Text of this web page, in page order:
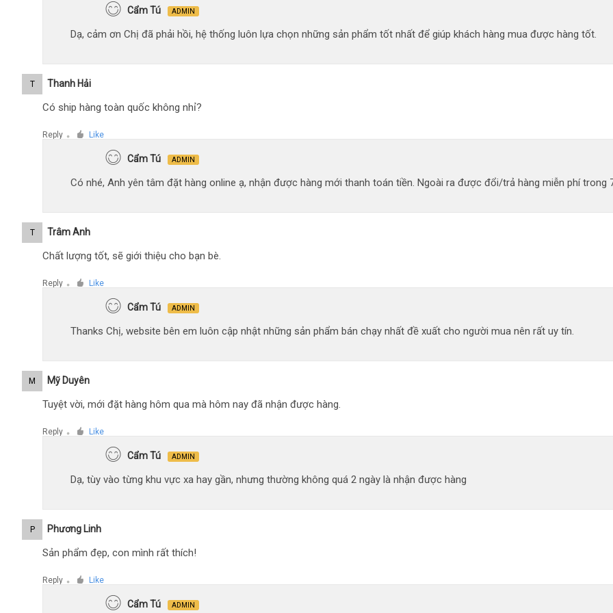
Cẩm Tú ADMIN
Dạ, cảm ơn Chị đã phải hồi, hệ thống luôn lựa chọn những sản phẩm tốt nhất để giúp khách hàng mua được hàng tốt.
T Thanh Hải
Có ship hàng toàn quốc không nhỉ?
Reply ● Like
Cẩm Tú ADMIN
Có nhé, Anh yên tâm đặt hàng online ạ, nhận được hàng mới thanh toán tiền. Ngoài ra được đổi/trả hàng miễn phí trong
T Trâm Anh
Chất lượng tốt, sẽ giới thiệu cho bạn bè.
Reply ● Like
Cẩm Tú ADMIN
Thanks Chị, website bên em luôn cập nhật những sản phẩm bán chạy nhất đề xuất cho người mua nên rất uy tín.
M Mỹ Duyên
Tuyệt vời, mới đặt hàng hôm qua mà hôm nay đã nhận được hàng.
Reply ● Like
Cẩm Tú ADMIN
Dạ, tùy vào từng khu vực xa hay gần, nhưng thường không quá 2 ngày là nhận được hàng
P Phương Linh
Sản phẩm đẹp, con mình rất thích!
Reply ● Like
Cẩm Tú ADMIN